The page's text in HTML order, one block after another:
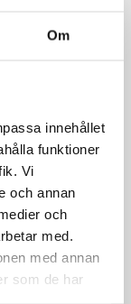
Om
innehållet
funktioner
Vi
och annan
och
med.
med annan
som de har